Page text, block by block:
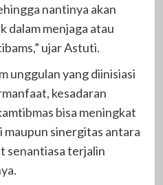
nantinya akan
dalam menjaga atau
ujar Astuti.
unggulan yang diinisiasi
kesadaran
bisa meningkat
sinergitas antara
senantiasa terjalin